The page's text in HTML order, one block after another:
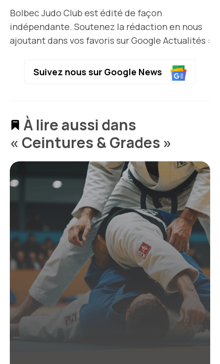
Bolbec Judo Club est édité de façon
indépendante. Soutenez la rédaction en nous
ajoutant dans vos favoris sur Google Actualités :
Suivez nous sur Google News
À lire aussi dans
« Ceintures & Grades »